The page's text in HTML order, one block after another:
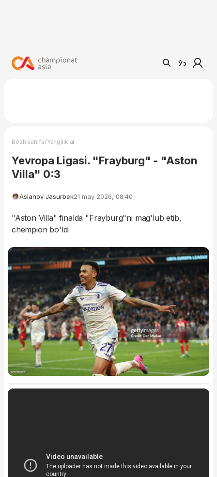
Ўз
Bosh sahifa/Yangiliklar
Yevropa Ligasi. "Frayburg" - "Aston
Villa" 0:3
Aslanov Jasurbek21 may 2026, 08:40
"Aston Villa" finalda "Frayburg"ni mag'lub etib,
chempion bo'ldi